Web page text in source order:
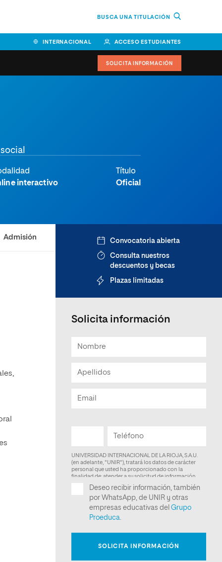
BUSCA UNA TITULACIÓN
INTERNACIONAL ACCESO ESTUDIANTES
SOLICITA INFORMACIÓN
interactivo
Título
Oficial
Admisión Convocatoria abierta
Consulta nuestros
descuentos y becas
Plazas limitadas
Solicita información